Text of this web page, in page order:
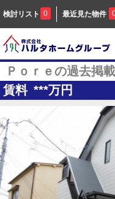
検討リスト 0 最近見た物件
Ｐｏｒｅの過去掲
賃料 ***万円